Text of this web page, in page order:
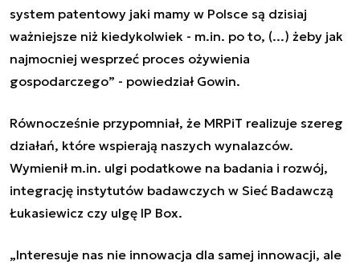
system patentowy jaki mamy w Polsce są dzisiaj
ważniejsze niż kiedykolwiek - m.in. po to, (...) żeby jak
najmocniej wesprzeć proces ożywienia
gospodarczego” - powiedział Gowin.
Równocześnie przypomniał, że MRPiT realizuje szereg
działań, które wspierają naszych wynalazców.
Wymienił m.in. ulgi podatkowe na badania i rozwój,
integrację instytutów badawczych w Sieć Badawczą
Łukasiewicz czy ulgę IP Box.
„Interesuje nas nie innowacja dla samej innowacji, ale